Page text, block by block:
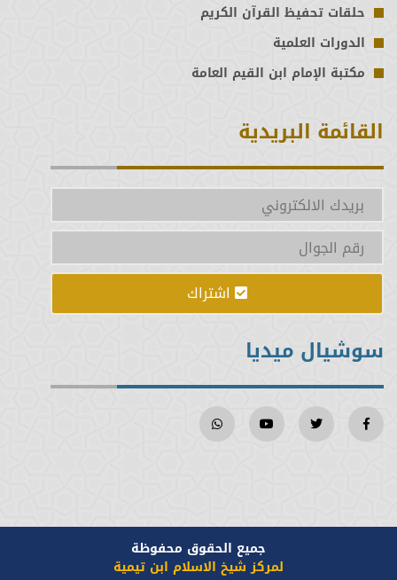
حلقات تحفيظ القرآن الكريم
الدورات العلمية
مكتبة الإمام ابن القيم العامة
القائمة البريدية
اشتراك
سوشيال ميديا
جميع الحقوق محفوظة
لمركز شيخ الاسلام ابن تيمية